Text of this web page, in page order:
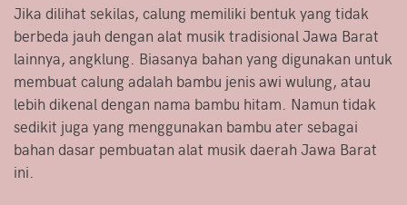
Jika dilihat sekilas, calung memiliki bentuk yang tidak
berbeda jauh dengan alat musik tradisional Jawa Barat
lainnya, angklung. Biasanya bahan yang digunakan untuk
membuat calung adalah bambu jenis awi wulung, atau
lebih dikenal dengan nama bambu hitam. Namun tidak
sedikit juga yang menggunakan bambu ater sebagai
bahan dasar pembuatan alat musik daerah Jawa Barat
ini.